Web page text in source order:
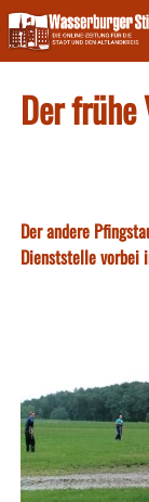
Skip
to
content
Der
Der andere
Dienststelle vorbei